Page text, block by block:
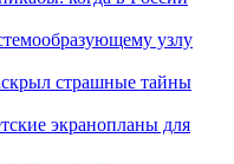
узлу
страшные тайны
экранопланы для